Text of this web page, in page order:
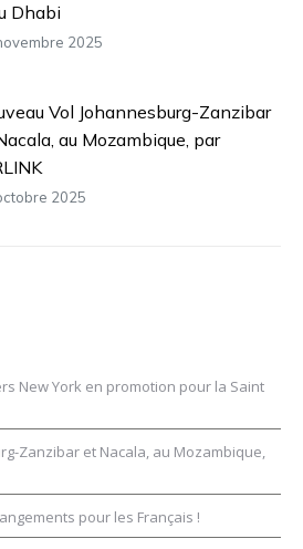
Dhabi
2025
Vol Johannesburg-Zanzibar
au Mozambique, par
2025
New York en promotion pour la Saint
Zanzibar et Nacala, au Mozambique,
pour les Français !